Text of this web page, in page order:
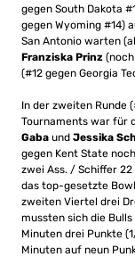
gegen South Dakota
gegen Wyoming #14)
San Antonio warten
Franziska Prinz
(#12 gegen Georgia
In der zweiten Runde
Tournaments war für
Gaba und Jessika
gegen Kent State
zwei Ass. / Schiffer
das top-gesetzte
zweiten Viertel drei
mussten sich die
Minuten drei Punkte
Minuten auf neun